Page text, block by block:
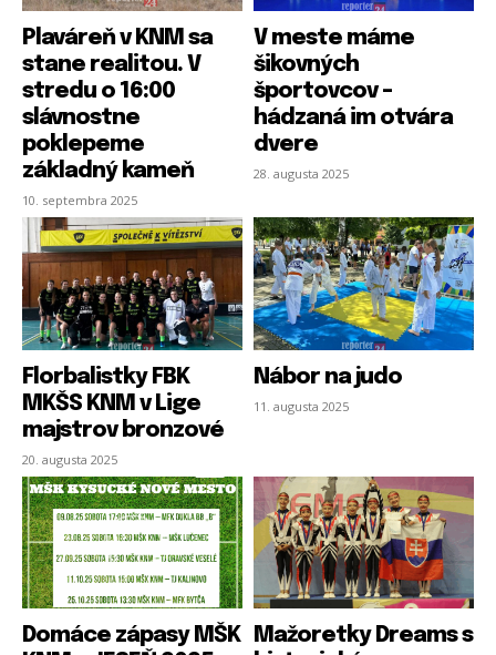
Plaváreň v KNM sa
stane realitou. V
stredu o 16:00
slávnostne
poklepeme
základný kameň
10. septembra 2025
V meste máme
šikovných
športovcov –
hádzaná im otvára
dvere
28. augusta 2025
Florbalistky FBK
MKŠS KNM v Lige
majstrov bronzové
20. augusta 2025
Nábor na judo
11. augusta 2025
Domáce zápasy MŠK
Mažoretky Dreams s